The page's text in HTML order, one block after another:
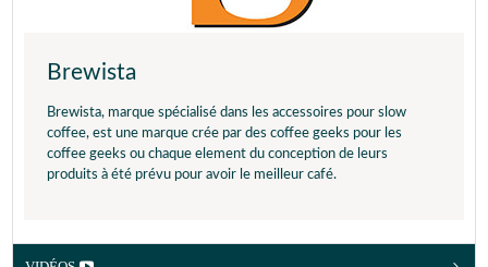
Brewista
Brewista, marque spécialisé dans les accessoires pour slow
coffee, est une marque crée par des coffee geeks pour les
coffee geeks ou chaque element du conception de leurs
produits à été prévu pour avoir le meilleur café.